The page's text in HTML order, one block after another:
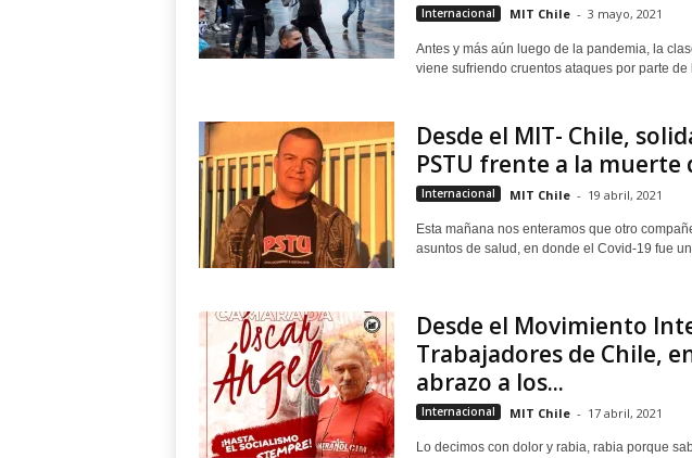
Internacional MIT Chile - 3 mayo, 2021
Antes y más aún luego de la pandemia, la
viene sufriendo cruentos ataques por parte
Desde el MIT- Chile,
PSTU frente a la muerte
Internacional MIT Chile - 19 abril, 2021
Esta mañana nos enteramos que otro
asuntos de salud, en donde el Covid-19 fue
Desde el Movimiento
Trabajadores de Chile,
abrazo a los...
Internacional MIT Chile - 17 abril, 2021
Lo decimos con dolor y rabia, rabia porque